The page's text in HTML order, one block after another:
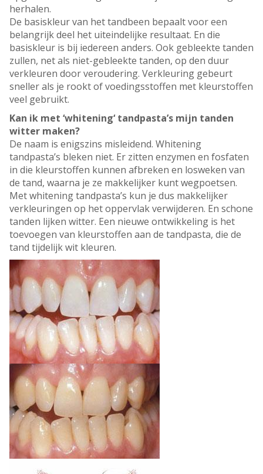
herhalen.
De basiskleur van het tandbeen bepaalt voor een
belangrijk deel het uiteindelijke resultaat. En die
basiskleur is bij iedereen anders. Ook gebleekte tanden
zullen, net als niet-gebleekte tanden, op den duur
verkleuren door veroudering. Verkleuring gebeurt
sneller als je rookt of voedingsstoffen met kleurstoffen
veel gebruikt.
Kan ik met ‘whitening‘ tandpasta’s mijn tanden
witter maken?
De naam is enigszins misleidend. Whitening
tandpasta’s bleken niet. Er zitten enzymen en fosfaten
in die kleurstoffen kunnen afbreken en losweken van
de tand, waarna je ze makkelijker kunt wegpoetsen.
Met whitening tandpasta’s kun je dus makkelijker
verkleuringen op het oppervlak verwijderen. En schone
tanden lijken witter. Een nieuwe ontwikkeling is het
toevoegen van kleurstoffen aan de tandpasta, die de
tand tijdelijk wit kleuren.